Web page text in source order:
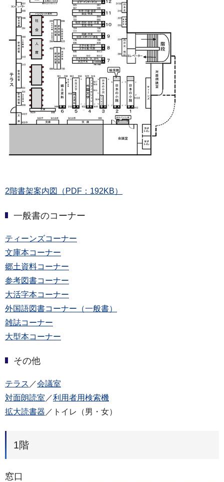
2階書架案内図（PDF：192KB）
一般書のコーナー
ティーンズコーナー
文庫本コーナー
郷土資料コーナー
参考図書コーナー
大活字本コーナー
外国語図書コーナー（一般書）
雑誌コーナー
大型本コーナー
その他
テラス ／会議室
対面朗読室 ／利用者用検索機
拡大読書器 ／トイレ（男・女）
1階
窓口